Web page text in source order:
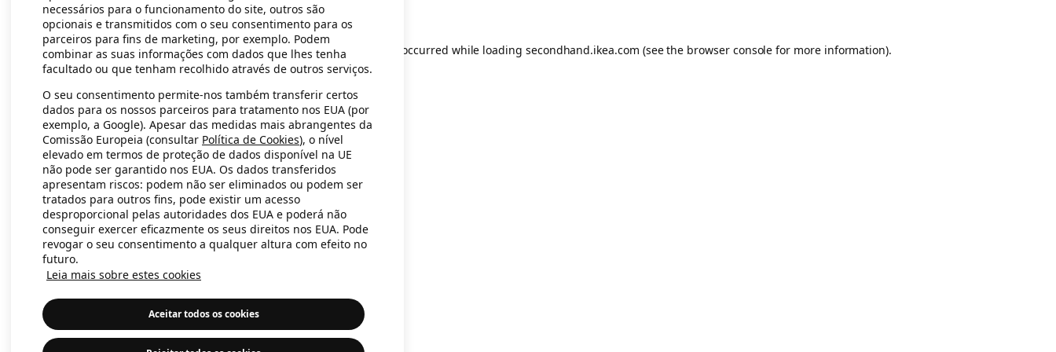
Application error: a client-side exception has occurred while loading secondhand.ikea.com (see the browser console for more information).
necessários para o funcionamento do site, outros são
opcionais e transmitidos com o seu consentimento para os
parceiros para fins de marketing, por exemplo. Podem
combinar as suas informações com dados que lhes tenha
facultado ou que tenham recolhido através de outros serviços.
O seu consentimento permite-nos também transferir certos
dados para os nossos parceiros para tratamento nos EUA (por
exemplo, a Google). Apesar das medidas mais abrangentes da
Comissão Europeia (consultar Política de Cookies), o nível
elevado em termos de proteção de dados disponível na UE
não pode ser garantido nos EUA. Os dados transferidos
apresentam riscos: podem não ser eliminados ou podem ser
tratados para outros fins, pode existir um acesso
desproporcional pelas autoridades dos EUA e poderá não
conseguir exercer eficazmente os seus direitos nos EUA. Pode
revogar o seu consentimento a qualquer altura com efeito no
futuro.
Leia mais sobre estes cookies
Aceitar todos os cookies